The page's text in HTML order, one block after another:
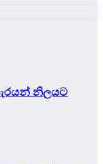
නිලයට